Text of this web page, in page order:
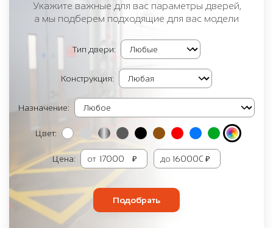
Укажите важные для вас параметры дверей,
а мы подберем подходящие для вас модели
Тип двери:
Конструкция:
Назначение:
Цвет:
Цена: от ₽ до ₽
Подобрать